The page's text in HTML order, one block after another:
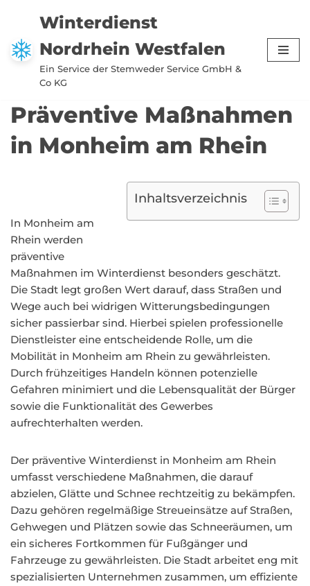
Zum
Inhalt
springen
Winterdienst
Nordrhein Westfalen
Ein Service der Stemweder Service GmbH &
Co KG
Präventive Maßnahmen
in Monheim am Rhein
Inhaltsverzeichnis
In Monheim am
Rhein werden
präventive
Maßnahmen im Winterdienst besonders geschätzt.
Die Stadt legt großen Wert darauf, dass Straßen und
Wege auch bei widrigen Witterungsbedingungen
sicher passierbar sind. Hierbei spielen professionelle
Dienstleister eine entscheidende Rolle, um die
Mobilität in Monheim am Rhein zu gewährleisten.
Durch frühzeitiges Handeln können potenzielle
Gefahren minimiert und die Lebensqualität der Bürger
sowie die Funktionalität des Gewerbes
aufrechterhalten werden.
Der präventive Winterdienst in Monheim am Rhein
umfasst verschiedene Maßnahmen, die darauf
abzielen, Glätte und Schnee rechtzeitig zu bekämpfen.
Dazu gehören regelmäßige Streueinsätze auf Straßen,
Gehwegen und Plätzen sowie das Schneeräumen, um
ein sicheres Fortkommen für Fußgänger und
Fahrzeuge zu gewährleisten. Die Stadt arbeitet eng mit
spezialisierten Unternehmen zusammen, um effiziente